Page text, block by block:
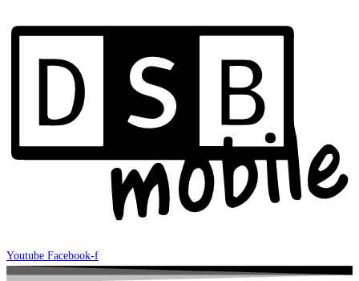
Youtube Facebook-f